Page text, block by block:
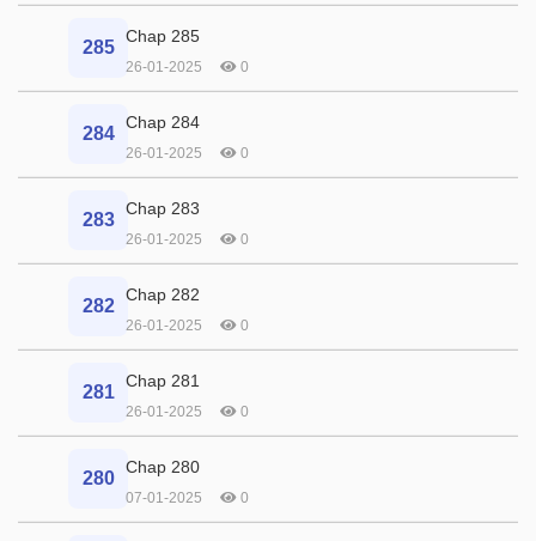
285
Chap 285
26-01-2025 0
284
Chap 284
26-01-2025 0
283
Chap 283
26-01-2025 0
282
Chap 282
26-01-2025 0
281
Chap 281
26-01-2025 0
280
Chap 280
07-01-2025 0